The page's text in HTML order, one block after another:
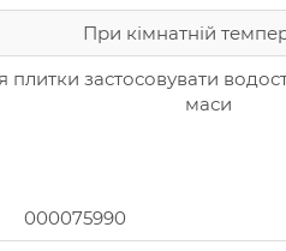
При кімнатній
плитки застосовувати
маси
000075990